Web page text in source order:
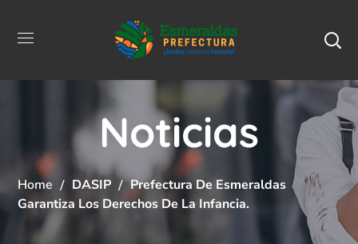
Noticias
Home DASIP
Prefectura De Esmeraldas
Garantiza Los Derechos De La Infancia.